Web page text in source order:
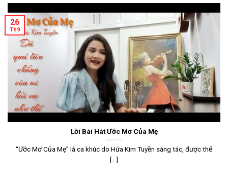
Lời Bài Hát Ước Mơ Của Mẹ
“Ước Mơ Của Mẹ” là ca khúc do Hứa Kim Tuyền sáng tác, được thể
[...]
26
Th9